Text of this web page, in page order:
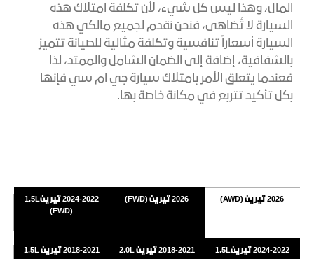
المال، وهذا ليس كل شيء، لأن تكلفة امتلاك هذه
السيارة لا تُضاهى، فنحن نقدم لجميع مالكي هذه
السيارة أسعاراً تنافسية وتكلفة مثالية للصيانة تتميز
بالشفافية، إضافة إلى الضمان الشامل والممتد، لذا
فعندما يتعلق الأمر بامتلاك سيارة جي ام سي فإنها
بكل تأكيد تتربع في مكانة خاصة بها.
2026 تيرين (AWD) 2026 تيرين (FWD)
2024-2022 تيرين1.5L
(FWD)
2024-2022 تيرين1.5L
2018-2021 تيرين 2.0L 2018-2021 تيرين 1.5L